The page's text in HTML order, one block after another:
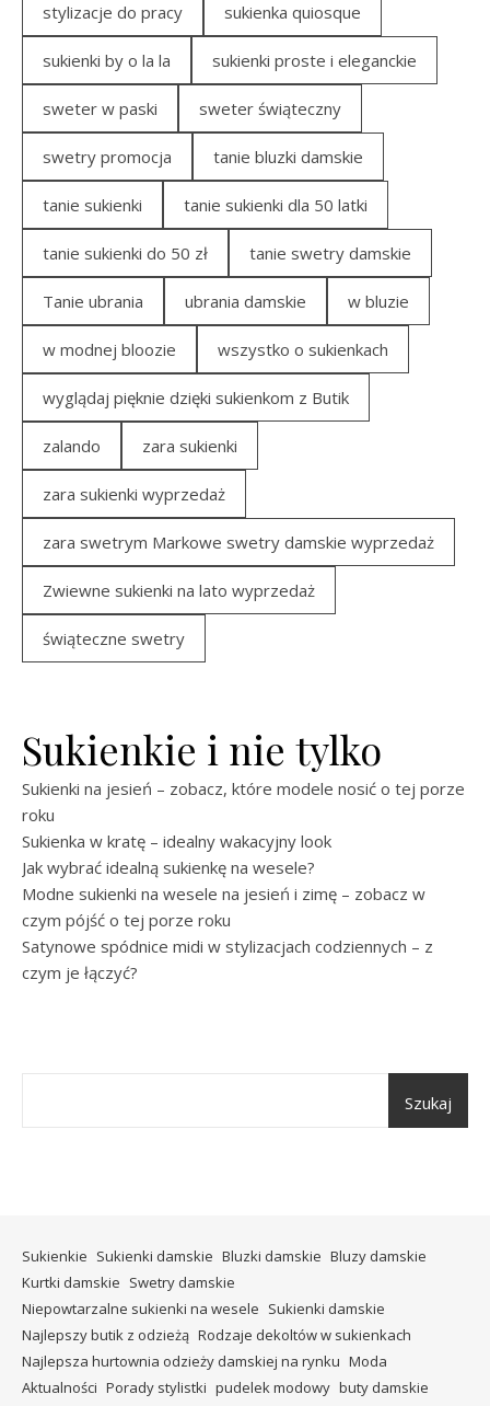
stylizacje do pracy sukienka quiosque
sukienki by o la la sukienki proste i eleganckie
sweter w paski sweter świąteczny
swetry promocja tanie bluzki damskie
tanie sukienki tanie sukienki dla 50 latki
tanie sukienki do 50 zł tanie swetry damskie
Tanie ubrania ubrania damskie w bluzie
w modnej bloozie wszystko o sukienkach
wyglądaj pięknie dzięki sukienkom z Butik
zalando zara sukienki
zara sukienki wyprzedaż
zara swetrym Markowe swetry damskie wyprzedaż
Zwiewne sukienki na lato wyprzedaż
świąteczne swetry
Sukienkie i nie tylko
Sukienki na jesień – zobacz, które modele nosić o tej porze
roku
Sukienka w kratę – idealny wakacyjny look
Jak wybrać idealną sukienkę na wesele?
Modne sukienki na wesele na jesień i zimę – zobacz w
czym pójść o tej porze roku
Satynowe spódnice midi w stylizacjach codziennych – z
czym je łączyć?
Szukaj
Sukienkie Sukienki damskie Bluzki damskie Bluzy damskie
Kurtki damskie Swetry damskie
Niepowtarzalne sukienki na wesele Sukienki damskie
Najlepszy butik z odzieżą Rodzaje dekoltów w sukienkach
Najlepsza hurtownia odzieży damskiej na rynku Moda
Aktualności Porady stylistki pudelek modowy buty damskie